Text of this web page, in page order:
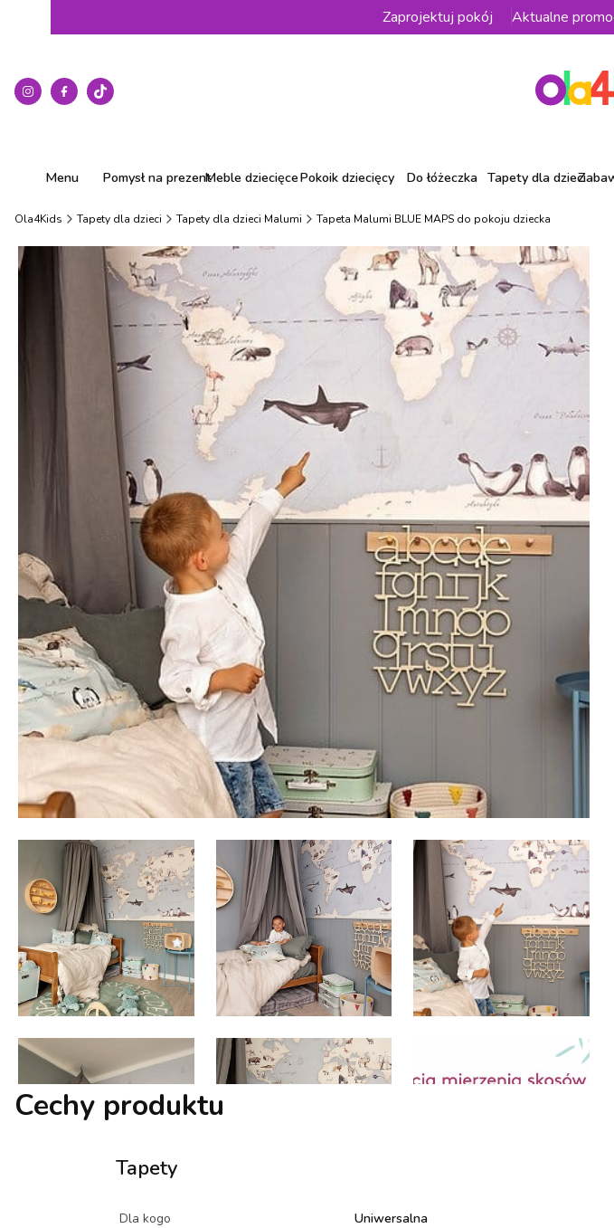
Zaprojektuj pokój Aktualne
Menu Pomysł na prezentMeble dziecięcePokoik dziecięcy Do łóżeczka Tapety dla dzieci
Ola4Kids Tapety dla dzieci Tapety dla dzieci Malumi Tapeta Malumi BLUE MAPS do pokoju dziecka
Cechy produktu
Tapety
Dla kogo Uniwersalna